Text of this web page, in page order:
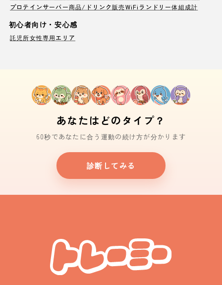
プロテインサーバー商品/ドリンク販売WiFi ランドリー体組成計
初心者向け・安心感
託児所女性専用エリア
あなたはどのタイプ？
60秒であなたに合う運動の続け方が分かります
診断してみる